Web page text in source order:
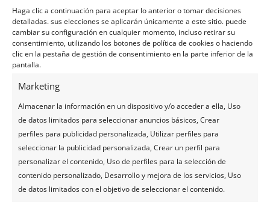
Haga clic a continuación para aceptar lo anterior o tomar decisiones
detalladas. sus elecciones se aplicarán únicamente a este sitio. puede
cambiar su configuración en cualquier momento, incluso retirar su
consentimiento, utilizando los botones de política de cookies o haciendo
clic en la pestaña de gestión de consentimiento en la parte inferior de la
pantalla.
Marketing
Almacenar la información en un dispositivo y/o acceder a ella, Uso
de datos limitados para seleccionar anuncios básicos, Crear
perfiles para publicidad personalizada, Utilizar perfiles para
seleccionar la publicidad personalizada, Crear un perfil para
personalizar el contenido, Uso de perfiles para la selección de
contenido personalizado, Desarrollo y mejora de los servicios, Uso
de datos limitados con el objetivo de seleccionar el contenido.
Pide tu eSIM online
Recibir un código QR por correo electrónico
Escanea el código en la configuración de tu teléfono
La eSIM se activa automáticamente
Galaxy S20 y más nuevos, Google Pixel 3 y más nuevos, y los
teléfonos inteligentes de gama alta más recientes.
💡 Compra tu eSIM antes de viajar, sin necesidad de ir al
aeropuerto.
ConAiraloSolicita tu eSIM para Mauricio desde casa, recibe
un código QR por correo electrónico y actívala en segundos
al llegar. Sin colas ni tarjetas físicas.